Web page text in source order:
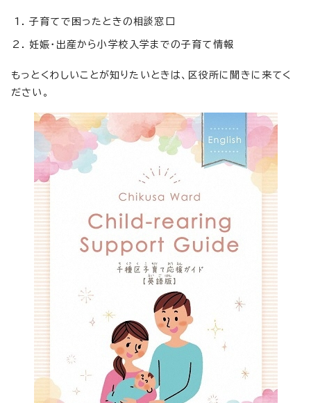
子育てで困ったときの相談窓口
妊娠・出産から小学校入学までの子育て情報
もっとくわしいことが知りたいときは、区役所に聞きに来てく
ださい。